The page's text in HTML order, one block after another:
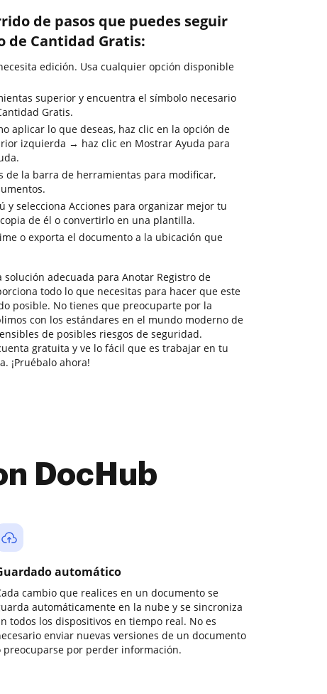
de pasos que puedes seguir
de Cantidad Gratis:
edición. Usa cualquier opción disponible
superior y encuentra el símbolo necesario
Gratis.
aplicar lo que deseas, haz clic en la opción de
izquierda → haz clic en Mostrar Ayuda para
de la barra de herramientas para modificar,
y selecciona Acciones para organizar mejor tu
de él o convertirlo en una plantilla.
o exporta el documento a la ubicación que
adecuada para Anotar Registro de
todo lo que necesitas para hacer que este
posible. No tienes que preocuparte por la
con los estándares en el mundo moderno de
de posibles riesgos de seguridad.
gratuita y ve lo fácil que es trabajar en tu
¡Pruébalo ahora!
DocHub
automático
cambio que realices en un documento se
automáticamente en la nube y se sincroniza
todos los dispositivos en tiempo real. No es
enviar nuevas versiones de un documento
preocuparse por perder información.